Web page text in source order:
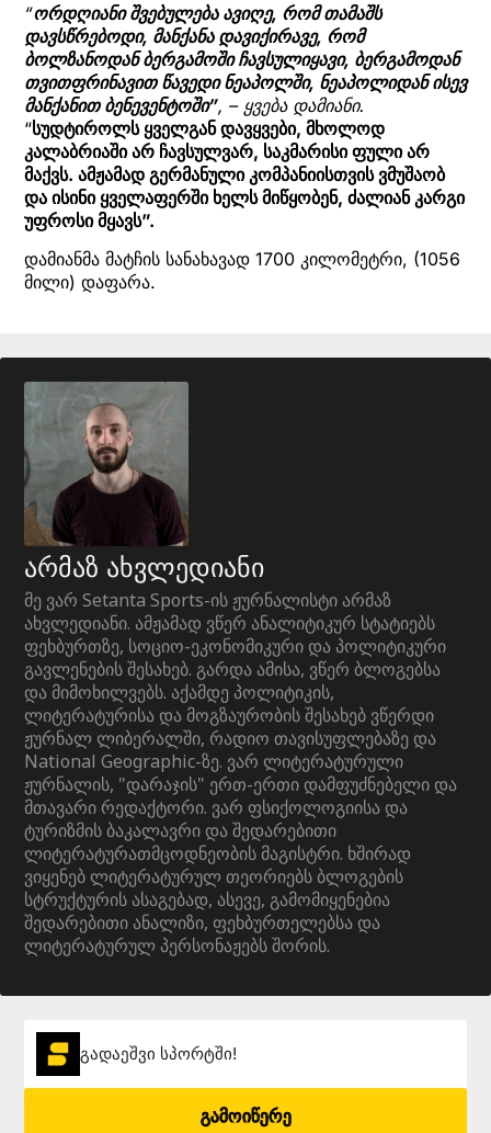
“ორდღიანი შვებულება ავიღე, რომ თამაშს
დავსწრებოდი, მანქანა დავიქირავე, რომ
ბოლზანოდან ბერგამოში ჩავსულიყავი, ბერგამოდან
თვითფრინავით წავედი ნეაპოლში, ნეაპოლიდან ისევ
მანქანით ბენევენტოში”, – ყვება დამიანი.
“სუდტიროლს ყველგან დავყვები, მხოლოდ
კალაბრიაში არ ჩავსულვარ, საკმარისი ფული არ
მაქვს. ამჟამად გერმანული კომპანიისთვის ვმუშაობ
და ისინი ყველაფერში ხელს მიწყობენ, ძალიან კარგი
უფროსი მყავს”.
დამიანმა მატჩის სანახავად 1700 კილომეტრი, (1056
მილი) დაფარა.
არმაზ ახვლედიანი
მე ვარ Setanta Sports-ის ჟურნალისტი არმაზ
ახვლედიანი. ამჟამად ვწერ ანალიტიკურ სტატიებს
ფეხბურთზე, სოციო-ეკონომიკური და პოლიტიკური
გავლენების შესახებ. გარდა ამისა, ვწერ ბლოგებსა
და მიმოხილვებს. აქამდე პოლიტიკის,
ლიტერატურისა და მოგზაურობის შესახებ ვწერდი
ჟურნალ ლიბერალში, რადიო თავისუფლებაზე და
National Geographic-ზე. ვარ ლიტერატურული
ჟურნალის, "დარაჯის" ერთ-ერთი დამფუძნებელი და
მთავარი რედაქტორი. ვარ ფსიქოლოგიისა და
ტურიზმის ბაკალავრი და შედარებითი
ლიტერატურათმცოდნეობის მაგისტრი. ხშირად
ვიყენებ ლიტერატურულ თეორიებს ბლოგების
სტრუქტურის ასაგებად, ასევე, გამომიყენებია
შედარებითი ანალიზი, ფეხბურთელებსა და
ლიტერატურულ პერსონაჟებს შორის.
გადაეშვი სპორტში!
გამოიწერე